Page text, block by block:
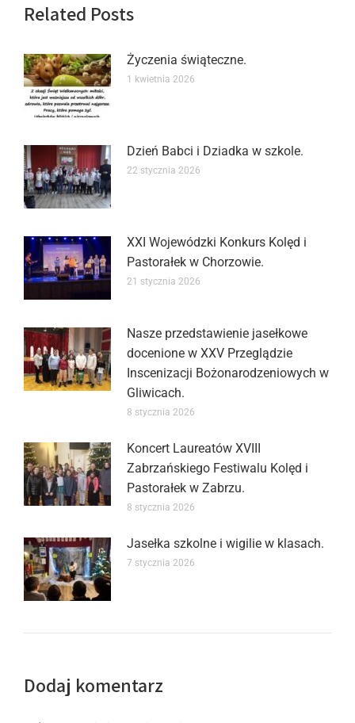
Related Posts
Życzenia świąteczne.
1 kwietnia 2026
Dzień Babci i Dziadka w szkole.
22 stycznia 2026
XXI Wojewódzki Konkurs Kolęd i
Pastorałek w Chorzowie.
21 stycznia 2026
Nasze przedstawienie jasełkowe
docenione w XXV Przeglądzie
Inscenizacji Bożonarodzeniowych w
Gliwicach.
8 stycznia 2026
Koncert Laureatów XVIII
Zabrzańskiego Festiwalu Kolęd i
Pastorałek w Zabrzu.
8 stycznia 2026
Jasełka szkolne i wigilie w klasach.
7 stycznia 2026
Dodaj komentarz